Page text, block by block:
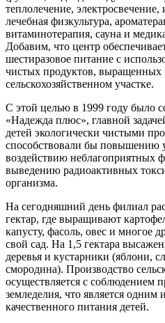
теплолечение,
лечебная физкультура,
витаминотерапия, сауна и
Добавим, что центр
шестиразовое питание с
чистых продуктов, выращенных
сельскохозяйственном участке.
С этой целью в 1999 году было
«Надежда плюс», главной
детей экологически чистыми
способствовали бы повышению
воздействию неблагоприятных
выведению радиоактивных
организма.
На сегодняшний день филиал
гектар, где выращивают
капусту, фасоль, овес и многое
свой сад. На 1,5 гектара
деревья и кустарники (яблони,
смородина). Производство
осуществляется с соблюдением
земледелия, что является
качественного питания детей.